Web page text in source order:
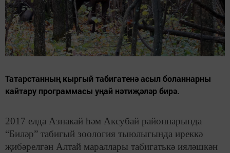
Татарстанның кыргый табигатенә асыл боланнарны
кайтару программасы уңай нәтиҗәләр бирә.
2017 елда Азнакай һәм Аксубай районнарында
“Биләр” табигый зоология тыюлыгында иреккә
җибәрелгән Алтай мараллары табигатькә ияләшкән